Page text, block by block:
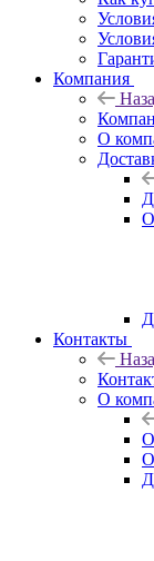
Компания
О
Контакты
О